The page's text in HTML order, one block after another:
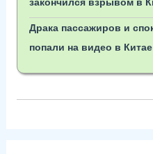
Драка пассажиров и
попали на видео в Китае